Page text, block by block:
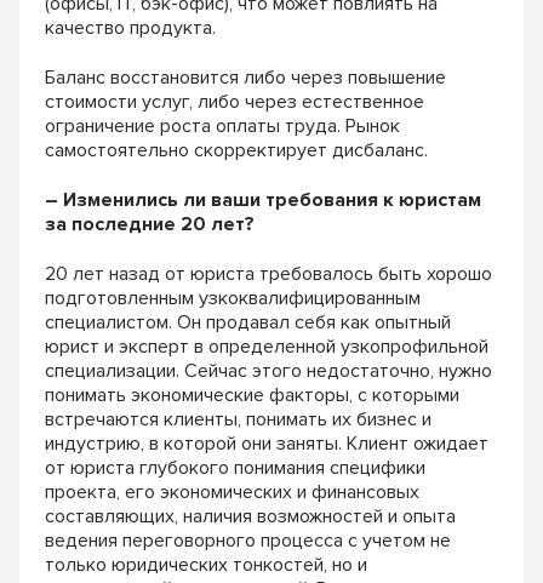
качество продукта.
Баланс восстановится либо через повышение
стоимости услуг, либо через естественное
ограничение роста оплаты труда. Рынок
самостоятельно скорректирует дисбаланс.
– Изменились ли ваши требования к юристам
за последние 20 лет?
20 лет назад от юриста требовалось быть хорошо
подготовленным узкоквалифицированным
специалистом. Он продавал себя как опытный
юрист и эксперт в определенной узкопрофильной
специализации. Сейчас этого недостаточно, нужно
понимать экономические факторы, с которыми
встречаются клиенты, понимать их бизнес и
индустрию, в которой они заняты. Клиент ожидает
от юриста глубокого понимания специфики
проекта, его экономических и финансовых
составляющих, наличия возможностей и опыта
ведения переговорного процесса с учетом не
только юридических тонкостей, но и